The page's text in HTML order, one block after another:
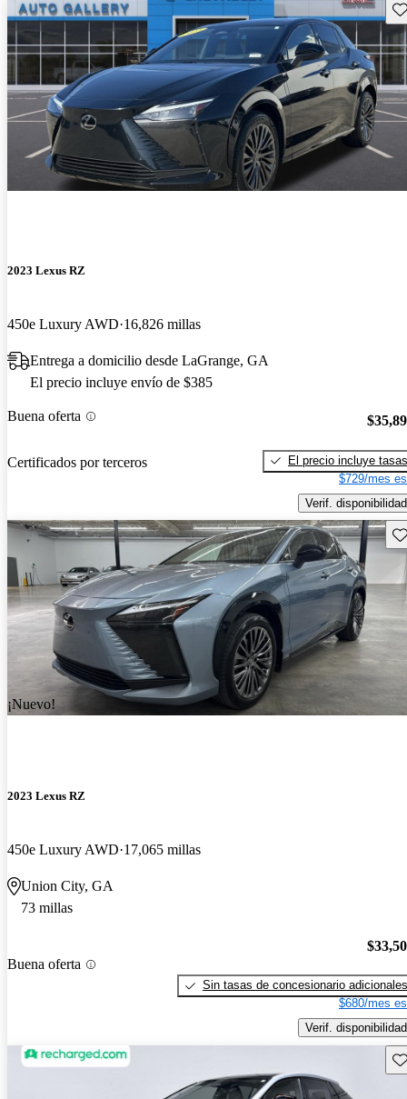
2023 Lexus RZ
450e Luxury AWD 16,826 millas
Entrega a domicilio desde LaGrange, GA
El precio incluye envío de $385
Buena oferta
Certificados por terceros
El precio incluye tasas
$729/mes
Verif. disponibilidad
¡Nuevo!
2023 Lexus RZ
450e Luxury AWD 17,065 millas
Union City, GA
73 millas
Buena oferta
Sin tasas de concesionario adicionales
$680/mes
Verif. disponibilidad